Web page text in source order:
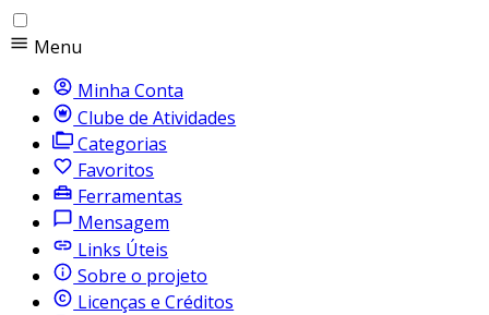
Menu
Minha Conta
Clube de Atividades
Categorias
Favoritos
Ferramentas
Mensagem
Links Úteis
Sobre o projeto
Licenças e Créditos